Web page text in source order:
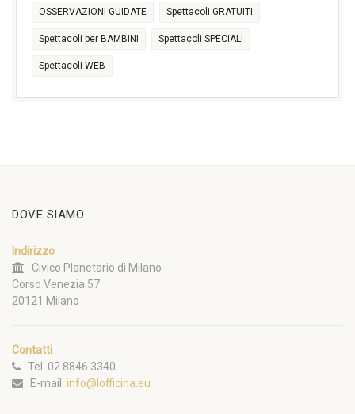
OSSERVAZIONI GUIDATE Spettacoli GRATUITI
Spettacoli per BAMBINI Spettacoli SPECIALI
Spettacoli WEB
DOVE SIAMO
Indirizzo
Civico Planetario di Milano
Corso Venezia 57
20121 Milano
Contatti
Tel. 02 8846 3340
E-mail: info@lofficina.eu